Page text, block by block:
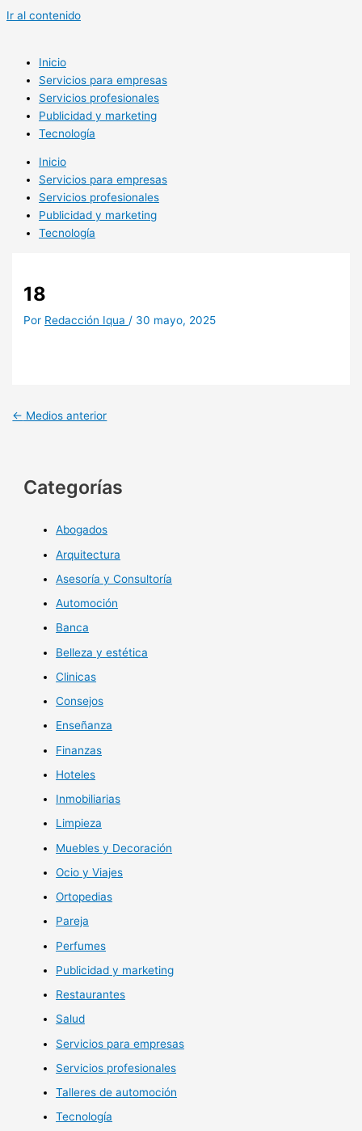
Ir al contenido
Inicio
Servicios para empresas
Servicios profesionales
Publicidad y marketing
Tecnología
Inicio
Servicios para empresas
Servicios profesionales
Publicidad y marketing
Tecnología
18
Por Redacción Iqua / 30 mayo, 2025
← Medios anterior
Categorías
Abogados
Arquitectura
Asesoría y Consultoría
Automoción
Banca
Belleza y estética
Clinicas
Consejos
Enseñanza
Finanzas
Hoteles
Inmobiliarias
Limpieza
Muebles y Decoración
Ocio y Viajes
Ortopedias
Pareja
Perfumes
Publicidad y marketing
Restaurantes
Salud
Servicios para empresas
Servicios profesionales
Talleres de automoción
Tecnología